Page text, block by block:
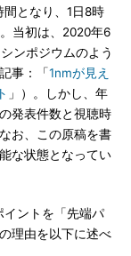
となり、1日8時
当初は、2020年6
ンポジウムのよう
事：「1nmが見え
」）。しかし、年
発表件数と視聴時
お、この原稿を書
な状態となってい
ントを「先端パ
理由を以下に述べ